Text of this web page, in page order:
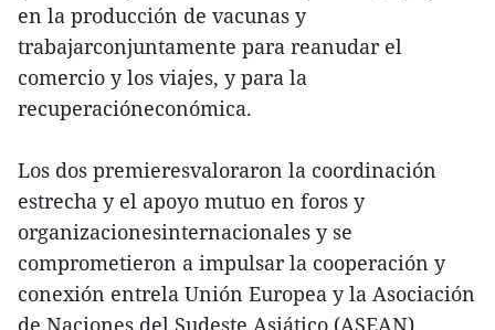
en la producción de vacunas y
trabajarconjuntamente para reanudar el
comercio y los viajes, y para la
recuperacióneconómica.
Los dos premieresvaloraron la coordinación
estrecha y el apoyo mutuo en foros y
organizacionesinternacionales y se
comprometieron a impulsar la cooperación y
conexión entrela Unión Europea y la Asociación